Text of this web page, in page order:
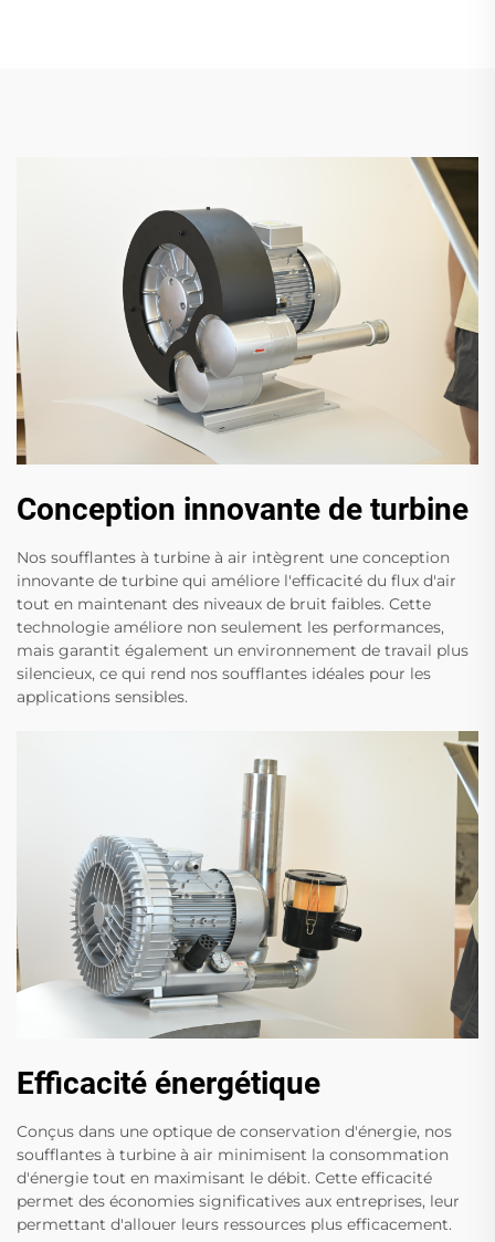
Conception innovante de turbine
Nos soufflantes à turbine à air intègrent une conception
innovante de turbine qui améliore l'efficacité du flux d'air
tout en maintenant des niveaux de bruit faibles. Cette
technologie améliore non seulement les performances,
mais garantit également un environnement de travail plus
silencieux, ce qui rend nos soufflantes idéales pour les
applications sensibles.
Efficacité énergétique
Conçus dans une optique de conservation d'énergie, nos
soufflantes à turbine à air minimisent la consommation
d'énergie tout en maximisant le débit. Cette efficacité
permet des économies significatives aux entreprises, leur
permettant d'allouer leurs ressources plus efficacement.